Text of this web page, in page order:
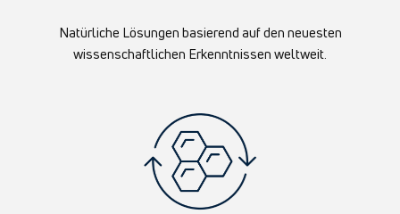
Natürliche Lösungen basierend auf den neuesten
wissenschaftlichen Erkenntnissen weltweit.